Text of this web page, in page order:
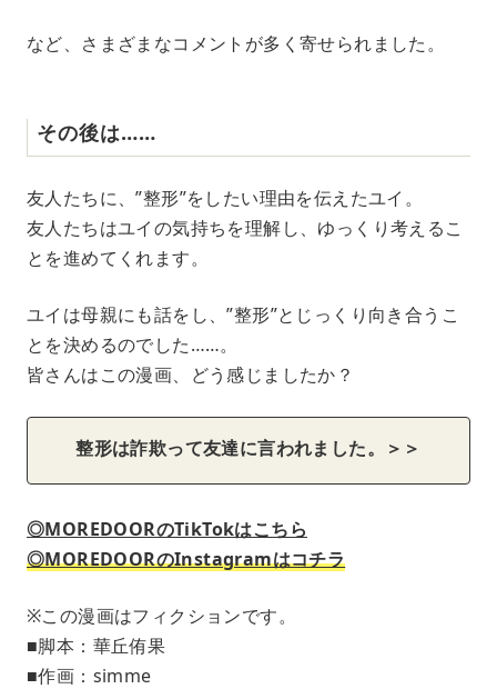
など、さまざまなコメントが多く寄せられました。
その後は……
友人たちに、”整形”をしたい理由を伝えたユイ。
友人たちはユイの気持ちを理解し、ゆっくり考えるこ
とを進めてくれます。
ユイは母親にも話をし、”整形”とじっくり向き合うこ
とを決めるのでした……。
皆さんはこの漫画、どう感じましたか？
整形は詐欺って友達に言われました。＞＞
◎MOREDOORのTikTokはこちら
◎MOREDOORのInstagramはコチラ
※この漫画はフィクションです。
■脚本：華丘侑果
■作画：simme